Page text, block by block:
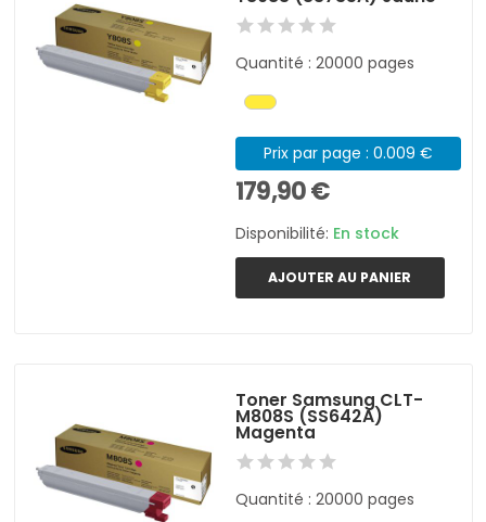
Quantité : 20000 pages
Prix par page : 0.009 €
179,90 €
Disponibilité: En stock
AJOUTER AU PANIER
Toner Samsung CLT-
M808S (SS642A)
Magenta
Quantité : 20000 pages